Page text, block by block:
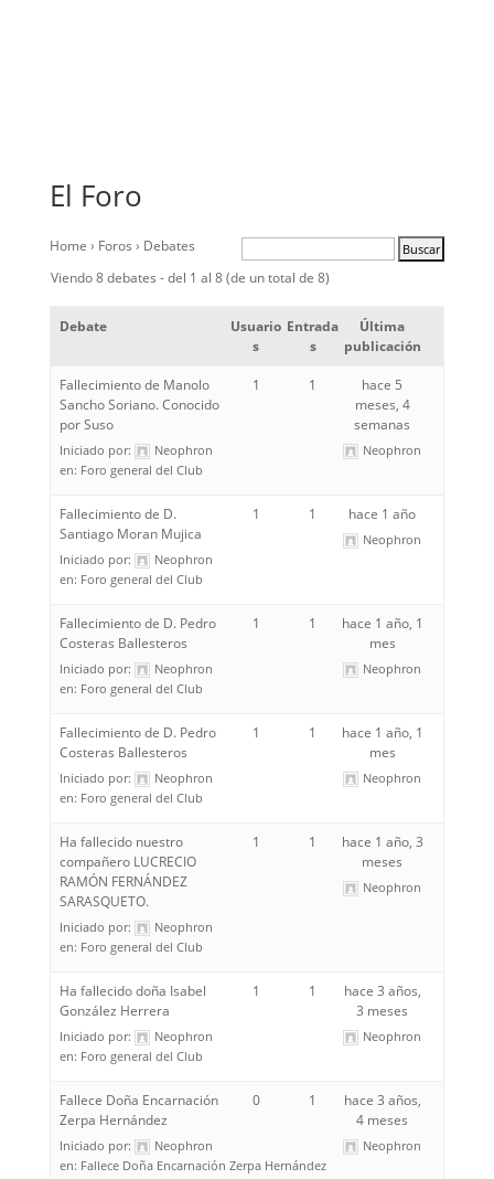
El Foro
Home › Foros › Debates
Viendo 8 debates - del 1 al 8 (de un total de 8)
Debate
Usuario
s
Entrada
s
Última
publicación
Fallecimiento de Manolo
Sancho Soriano. Conocido
por Suso
Iniciado por:
Neophron
en: Foro general del Club
1 1
hace 5
meses, 4
semanas
Neophron
Fallecimiento de D.
Santiago Moran Mujica
Iniciado por:
Neophron
en: Foro general del Club
1 1 hace 1 año
Neophron
Fallecimiento de D. Pedro
Costeras Ballesteros
Iniciado por:
Neophron
en: Foro general del Club
1 1
hace 1 año, 1
mes
Neophron
Fallecimiento de D. Pedro
Costeras Ballesteros
Iniciado por:
Neophron
en: Foro general del Club
1 1
hace 1 año, 1
mes
Neophron
Ha fallecido nuestro
compañero LUCRECIO
RAMÓN FERNÁNDEZ
SARASQUETO.
Iniciado por:
Neophron
en: Foro general del Club
1 1
hace 1 año, 3
meses
Neophron
Ha fallecido doña Isabel
González Herrera
Iniciado por:
Neophron
en: Foro general del Club
1 1
hace 3 años,
3 meses
Neophron
Fallece Doña Encarnación
Zerpa Hernández
Iniciado por:
Neophron
en: Fallece Doña Encarnación Zerpa Hernández
0 1
hace 3 años,
4 meses
Neophron